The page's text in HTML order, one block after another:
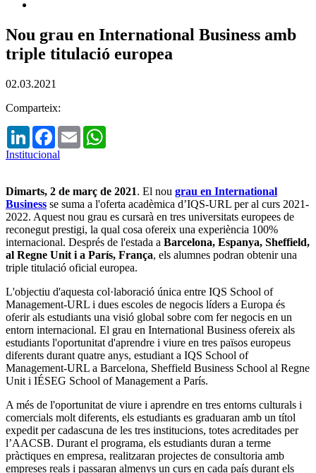
Nou grau en International Business amb
triple titulació europea
02.03.2021
Comparteix:
LinkedInFacebook
Email
Institucional
Dimarts, 2 de març de 2021. El nou grau en International
Business se suma a l'oferta acadèmica d’IQS-URL per al curs 2021-
2022. Aquest nou grau es cursarà en tres universitats europees de
reconegut prestigi, la qual cosa ofereix una experiència 100%
internacional. Després de l'estada a Barcelona, Espanya, Sheffield,
al Regne Unit i a París, França, els alumnes podran obtenir una
triple titulació oficial europea.
L'objectiu d'aquesta col·laboració única entre IQS School of
Management-URL i dues escoles de negocis líders a Europa és
oferir als estudiants una visió global sobre com fer negocis en un
entorn internacional. El grau en International Business ofereix als
estudiants l'oportunitat d'aprendre i viure en tres països europeus
diferents durant quatre anys, estudiant a IQS School of
Management-URL a Barcelona, Sheffield Business School al Regne
Unit i IÉSEG School of Management a París.
A més de l'oportunitat de viure i aprendre en tres entorns culturals i
comercials molt diferents, els estudiants es graduaran amb un títol
expedit per cadascuna de les tres institucions, totes acreditades per
l’AACSB. Durant el programa, els estudiants duran a terme
pràctiques en empresa, realitzaran projectes de consultoria amb
empreses reals i passaran almenys un curs en cada país durant els